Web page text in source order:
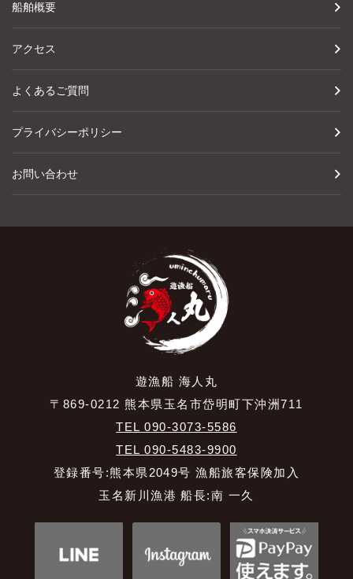
船舶概要
アクセス
よくあるご質問
プライバシーポリシー
お問い合わせ
遊漁船 海人丸
〒869-0212 熊本県玉名市岱明町下沖洲711
TEL 090-3073-5586
TEL 090-5483-9900
登録番号:熊本県2049号 漁船旅客保険加入
玉名新川漁港 船長:南 一久